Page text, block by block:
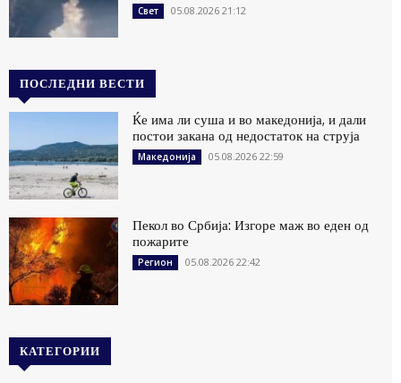
Свет 05.08.2026 21:12
ПОСЛЕДНИ ВЕСТИ
Ќе има ли суша и во македонија, и дали
постои закана од недостаток на струја
Македонија 05.08.2026 22:59
Пекол во Србија: Изгоре маж во еден од
пожарите
Регион 05.08.2026 22:42
КАТЕГОРИИ